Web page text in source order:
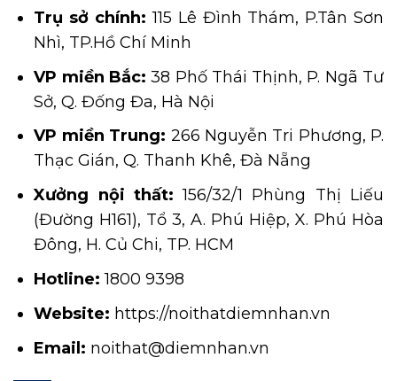
Trụ sở chính:115 Lê Đình Thám, P.Tân Sơn
Nhì, TP.Hồ Chí Minh
VP miền Bắc: 38 Phố Thái Thịnh, P. Ngã Tư
Sở, Q. Đống Đa, Hà Nội
VP miền Trung: 266 Nguyễn Tri Phương, P.
Thạc Gián, Q. Thanh Khê, Đà Nẵng
Xưởng nội thất:156/32/1 Phùng Thị Liếu
(Đường H161), Tổ 3, A. Phú Hiệp, X. Phú Hòa
Đông, H. Củ Chi, TP. HCM
Hotline:1800 9398
Website: https://noithatdiemnhan.vn
Email: noithat@diemnhan.vn